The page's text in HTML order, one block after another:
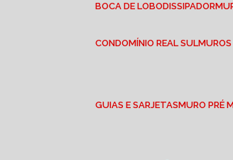
BOCA DE LOBO DISSIPADOR
CONDOMÍNIO REAL SUL
GUIAS E SARJETAS
MURO PRÉ